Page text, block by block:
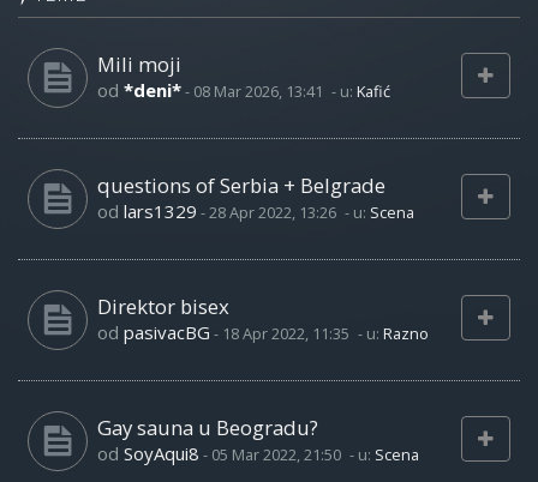
Mili moji
od *deni*- 08 Mar 2026, 13:41 - u: Kafić
questions of Serbia + Belgrade
od lars1329 -28 Apr 2022, 13:26 - u: Scena
Direktor bisex
od pasivacBG - 18 Apr 2022, 11:35 - u: Razno
Gay sauna u Beogradu?
od SoyAqui8 - 05 Mar 2022, 21:50 - u: Scena